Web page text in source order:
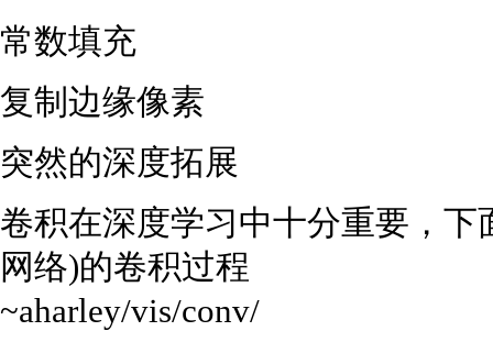
常数填充
复制边缘像素
突然的深度拓展
卷积在深度学习中十分重要，
网络)的卷积过程
~aharley/vis/conv/